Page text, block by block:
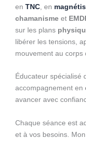
en TNC , en
chamanisme et
sur les plans
libérer les tensions,
mouvement au corps
Éducateur spécialisé
accompagnement en
avancer avec
Chaque séance est
et à vos besoins.